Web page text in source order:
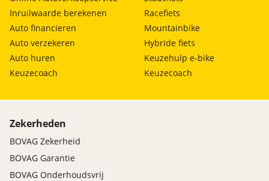
Inruilwaarde berekenen
Auto financieren
Auto verzekeren
Auto huren
Keuzecoach
Racefiets
Mountainbike
Hybride fiets
Keuzehulp e-bike
Keuzecoach
Zekerheden
BOVAG Zekerheid
BOVAG Garantie
BOVAG Onderhoudsvrij